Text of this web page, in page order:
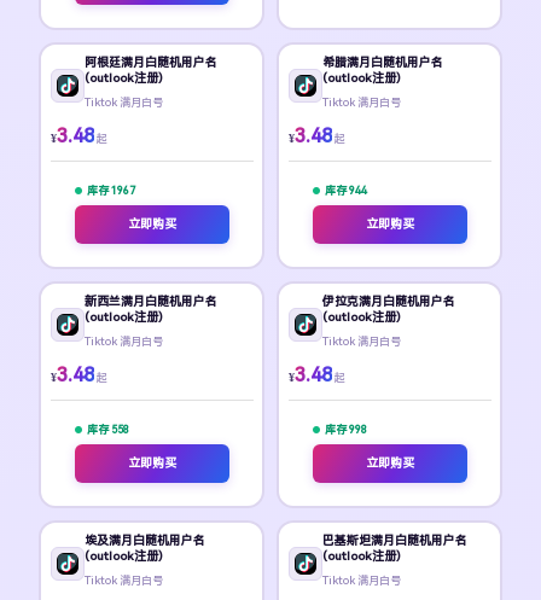
阿根廷满月白随机用户名
(outlook注册)
Tiktok 满月白号
¥3.48 起
库存 1967
立即购买
希腊满月白随机用户名
(outlook注册)
Tiktok 满月白号
¥3.48 起
库存 944
立即购买
新西兰满月白随机用户名
(outlook注册)
Tiktok 满月白号
¥3.48 起
库存 558
立即购买
伊拉克满月白随机用户名
(outlook注册)
Tiktok 满月白号
¥3.48 起
库存 998
立即购买
埃及满月白随机用户名
(outlook注册)
Tiktok 满月白号
巴基斯坦满月白随机用户名
(outlook注册)
Tiktok 满月白号